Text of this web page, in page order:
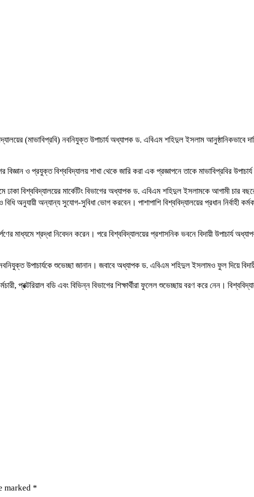
(মাভাবিপ্রবি) নবনিযুক্ত উপাচার্য অধ্যাপক ড. এবিএম শহিদুল ইসলাম আনুষ্ঠানিকভাবে
ও প্রযুক্ত বিশ্ববিদ্যালয় শাখা থেকে জারি করা এক প্রজ্ঞাপনে তাকে মাভাবিপ্রবির
ঢাকা বিশ্ববিদ্যালয়ের মার্কেটিং বিভাগের অধ্যাপক ড. এবিএম শহিদুল ইসলামকে আগামী চার
অনুযায়ী অন্যান্য সুযোগ-সুবিধা ভোগ করবেন। পাশাপাশি বিশ্ববিদ্যালয়ের প্রধান নির্বাহী
মাধ্যমে শ্রদ্ধা নিবেদন করেন। পরে বিশ্ববিদ্যালয়ের প্রশাসনিক ভবনে বিদায়ী উপাচার্য
উপাচার্যকে শুভেচ্ছা জানান। জবাবে অধ্যাপক ড. এবিএম শহিদুল ইসলামও ফুল দিয়ে বিদায়ী
প্রক্টরিয়াল বডি এবং বিভিন্ন বিভাগের শিক্ষার্থীরা ফুলেল শুভেচ্ছায় বরণ করে নেন।
marked *